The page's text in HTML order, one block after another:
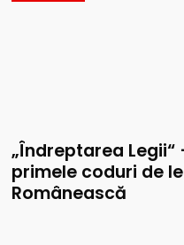
„Îndreptarea Legii“
primele coduri de
Românească